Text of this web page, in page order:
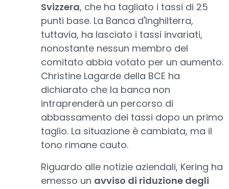
Svizzera, che ha tagliato i tassi di 25
punti base. La Banca d'Inghilterra,
tuttavia, ha lasciato i tassi invariati,
nonostante nessun membro del
comitato abbia votato per un aumento.
Christine Lagarde della BCE ha
dichiarato che la banca non
intraprenderà un percorso di
abbassamento dei tassi dopo un primo
taglio. La situazione è cambiata, ma il
tono rimane cauto.
Riguardo alle notizie aziendali, Kering ha
emesso un avviso di riduzione degli